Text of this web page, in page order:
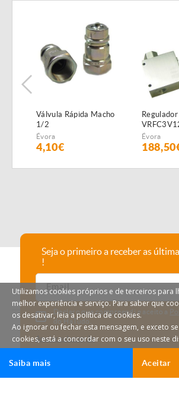
Ligar Email
Válvula Rápida Macho
1/2
Évora
4,10€
Évora
HáTudo © 2026 Todos os direitos
Seja o primeiro a receber as
!
Declaro que compreendi e aceito a
do HáTudo.
Anular subscrição
Utilizamos cookies próprios e de terceiros para
melhor experiência e serviço. Para saber que
os desativar, leia a política de cookies.
Ao ignorar ou fechar esta mensagem, e exceto
cookies, está a concordar com o seu uso neste
Aceitar
Saiba mais